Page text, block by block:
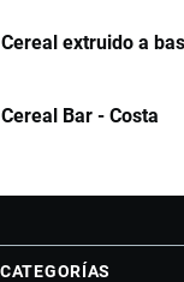
Cereal extruido a
Cereal Bar - Costa
CATEGORÍAS